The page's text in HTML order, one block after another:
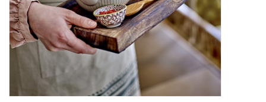
Kleuren